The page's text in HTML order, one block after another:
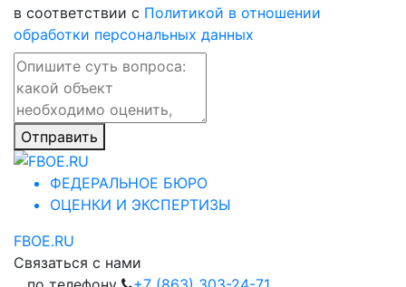
в соответствии с Политикой в отношении
обработки персональных данных
Отправить
ФЕДЕРАЛЬНОЕ БЮРО
ОЦЕНКИ И ЭКСПЕРТИЗЫ
FBOE.RU
Связаться с нами